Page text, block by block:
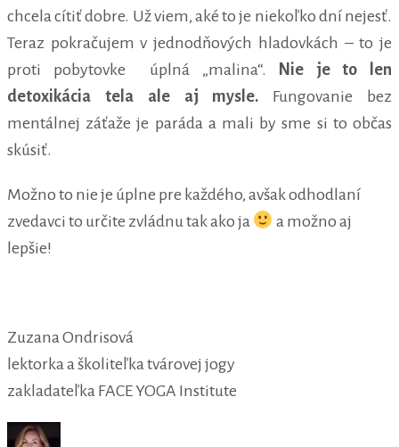
chcela cítiť dobre. Už viem, aké to je niekoľko dní nejesť.
Teraz pokračujem v jednodňových hladovkách – to je
proti pobytovke úplná „malina“.
Nie je to len
detoxikácia tela ale aj mysle. Fungovanie bez
mentálnej záťaže je paráda a mali by sme si to občas
skúsiť.
Možno to nie je úplne pre každého, avšak odhodlaní
zvedavci to určite zvládnu tak ako ja
a možno aj
lepšie!
Zuzana Ondrisová
lektorka a školiteľka tvárovej jogy
zakladateľka FACE YOGA Institute